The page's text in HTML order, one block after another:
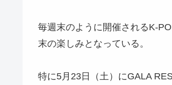
毎週末のように開催されるK-
末の楽しみとなっている。
特に5月23日（土）にGALA